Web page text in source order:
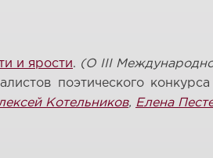
и ярости. (О III
поэтического
Котельников, Елена